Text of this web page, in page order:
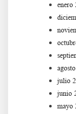
enero
julio
junio
mayo